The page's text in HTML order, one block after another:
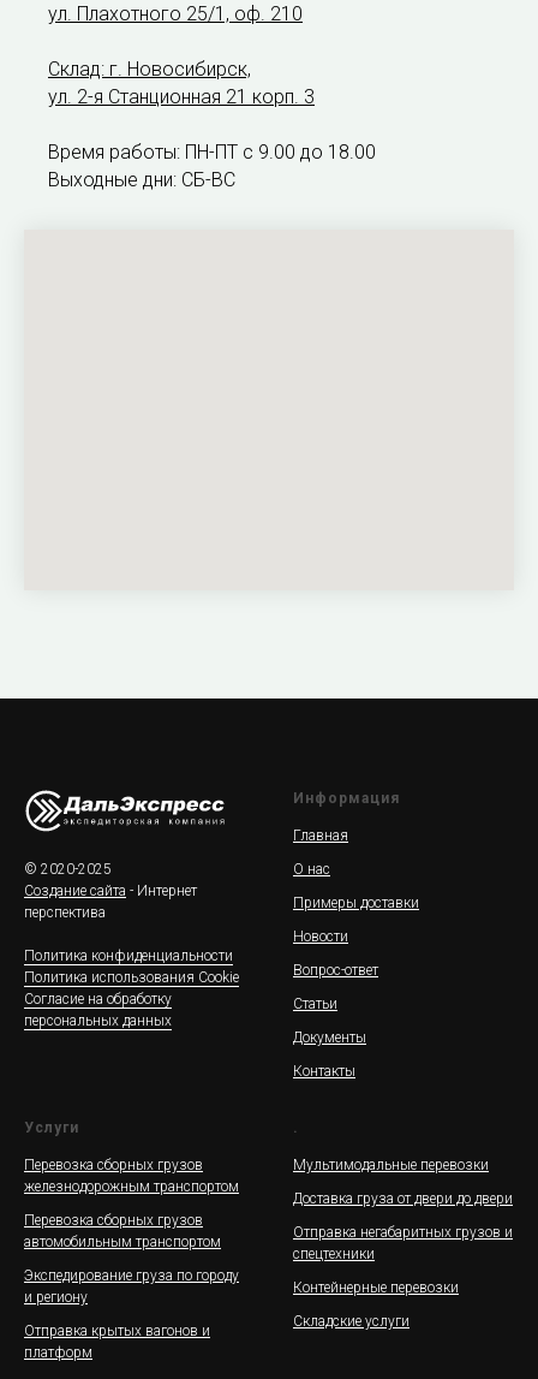
ул. Плахотного 25/1, оф. 210
Склад: г. Новосибирск,
ул. 2-я Станционная 21 корп. 3
Время работы: ПН-ПТ с 9.00 до 18.00
Выходные дни: СБ-ВС
© 2020-2025
Создание сайта - Интернет
перспектива
Политика конфиденциальности
Политика использования Cookie
Согласие на обработку
персональных данных
Информация
Главная
О нас
Примеры доставки
Новости
Вопрос-ответ
Статьи
Документы
Контакты
Услуги
Перевозка сборных грузов
железнодорожным транспортом
Перевозка сборных грузов
автомобильным транспортом
Экспедирование груза по городу
и региону
Отправка крытых вагонов и
платформ
.
Мультимодальные перевозки
Доставка груза от двери до двери
Отправка негабаритных грузов и
спецтехники
Контейнерные перевозки
Складские услуги